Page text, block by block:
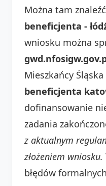
Można tam
beneficjenta -
wniosku można
Mieszkańcy
beneficjenta
dofinansowanie
zadania
z aktualnym
złożeniem wniosku.
błędów